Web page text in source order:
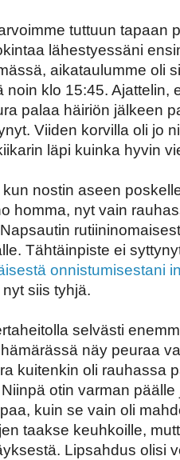
tuttuun tapaan
lähestyessäni
aikataulumme oli
noin klo 15:45. Ajattelin,
palaa häiriön jälkeen
Viiden korvilla oli jo
läpi kuinka hyvin
nostin aseen
homma, nyt vain
Tähtäinpiste ei
onnistumisestani
siis tyhjä.
selvästi
näy peuraa
kuitenkin oli rauhassa
otin varman
kuin se vain oli
taakse keuhkoille,
Lipsahdus olisi